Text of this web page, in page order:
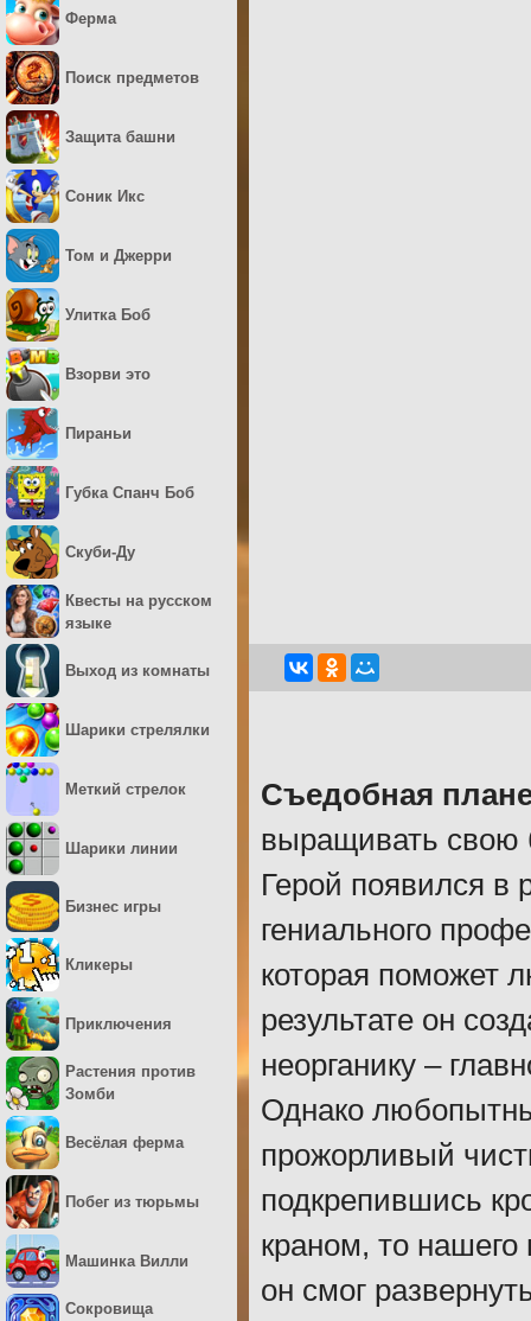
Съедобная
выращивать свою
Герой появился в
гениального
которая поможет
результате он
неорганику –
Однако
прожорливый
подкрепившись
краном, то нашего
он смог
Ферма
Поиск предметов
Защита башни
Соник Икс
Том и Джерри
Улитка Боб
Взорви это
Пираньи
Губка Спанч Боб
Скуби-Ду
Квесты на русском
языке
Выход из комнаты
Шарики стрелялки
Меткий стрелок
Шарики линии
Бизнес игры
Кликеры
Приключения
Растения против
Зомби
Весёлая ферма
Побег из тюрьмы
Машинка Вилли
Сокровища